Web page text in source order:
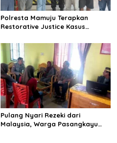
Polresta Mamuju Terapkan
Restorative Justice Kasus
Emmy Saelan
Pulang Nyari Rezeki dari
Malaysia, Warga Pasangkayu